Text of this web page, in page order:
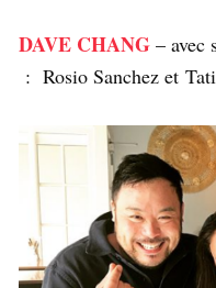
DAVE CHANG – avec
: Rosio Sanchez et